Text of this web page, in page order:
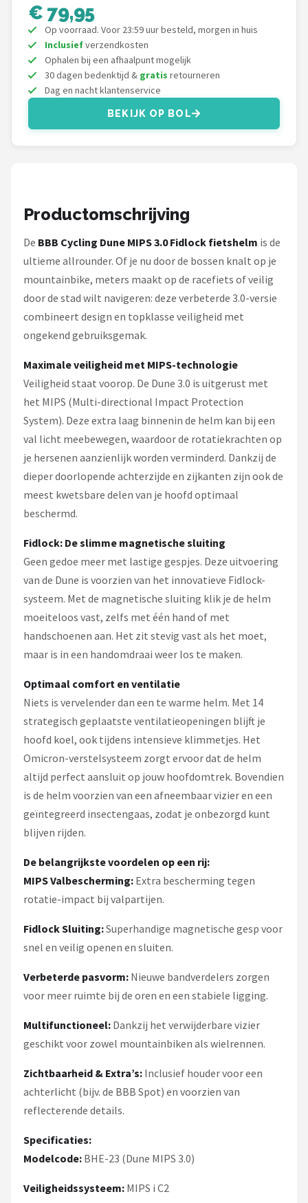
Voltano
Shimano
Cortina
€ 79,95
Op voorraad. Voor 23:59 uur besteld, morgen in huis
Inclusiefverzendkosten
Ophalen bij een afhaalpunt mogelijk
30 dagen bedenktijd & gratis retourneren
Dag en nacht klantenservice
BEKIJK OP BOL
Productomschrijving
De BBB Cycling Dune MIPS 3.0 Fidlock fietshelm is de
ultieme allrounder. Of je nu door de bossen knalt op je
mountainbike, meters maakt op de racefiets of veilig
door de stad wilt navigeren: deze verbeterde 3.0-versie
combineert design en topklasse veiligheid met
ongekend gebruiksgemak.
Maximale veiligheid met MIPS-technologie
Veiligheid staat voorop. De Dune 3.0 is uitgerust met
het MIPS (Multi-directional Impact Protection
System). Deze extra laag binnenin de helm kan bij een
val licht meebewegen, waardoor de rotatiekrachten op
je hersenen aanzienlijk worden verminderd. Dankzij de
dieper doorlopende achterzijde en zijkanten zijn ook de
meest kwetsbare delen van je hoofd optimaal
beschermd.
Fidlock: De slimme magnetische sluiting
Geen gedoe meer met lastige gespjes. Deze uitvoering
van de Dune is voorzien van het innovatieve Fidlock-
systeem. Met de magnetische sluiting klik je de helm
moeiteloos vast, zelfs met één hand of met
handschoenen aan. Het zit stevig vast als het moet,
maar is in een handomdraai weer los te maken.
Optimaal comfort en ventilatie
Niets is vervelender dan een te warme helm. Met 14
strategisch geplaatste ventilatieopeningen blijft je
hoofd koel, ook tijdens intensieve klimmetjes. Het
Omicron-verstelsysteem zorgt ervoor dat de helm
altijd perfect aansluit op jouw hoofdomtrek. Bovendien
is de helm voorzien van een afneembaar vizier en een
geïntegreerd insectengaas, zodat je onbezorgd kunt
blijven rijden.
De belangrijkste voordelen op een rij:
MIPS Valbescherming: Extra bescherming tegen
rotatie-impact bij valpartijen.
Fidlock Sluiting:Superhandige magnetische gesp voor
snel en veilig openen en sluiten.
Verbeterde pasvorm: Nieuwe bandverdelers zorgen
voor meer ruimte bij de oren en een stabiele ligging.
Multifunctioneel: Dankzij het verwijderbare vizier
geschikt voor zowel mountainbiken als wielrennen.
Zichtbaarheid & Extra’s: Inclusief houder voor een
achterlicht (bijv. de BBB Spot) en voorzien van
reflecterende details.
Specificaties:
Modelcode: BHE-23 (Dune MIPS 3.0)
Veiligheidssysteem: MIPS i C2